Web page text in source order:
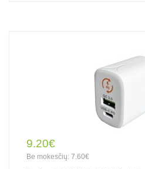
9.20€
Be mokesčių: 7.60€